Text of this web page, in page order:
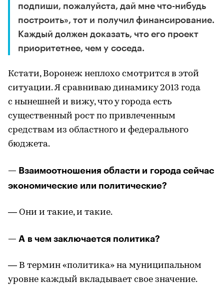
подпиши, пожалуйста, дай мне что-нибудь
построить», тот и получил финансирование.
Каждый должен доказать, что его проект
приоритетнее, чем у соседа.
Кстати, Воронеж неплохо смотрится в этой
ситуации. Я сравниваю динамику 2013 года
с нынешней и вижу, что у города есть
существенный рост по привлеченным
средствам из областного и федерального
бюджета.
— Взаимоотношения области и города сейчас
экономические или политические?
— Они и такие, и такие.
— А в чем заключается политика?
— В термин «политика» на муниципальном
уровне каждый вкладывает свое значение.